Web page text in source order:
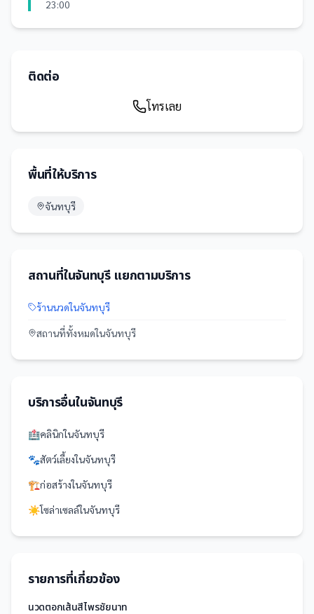
23:00
ติดต่อ
โทรเลย
พื้นที่ให้บริการ
จันทบุรี
สถานที่ในจันทบุรีแยกตามบริการ
ร้านนวดในจันทบุรี
สถานที่ทั้งหมดในจันทบุรี
บริการอื่นในจันทบุรี
🏥คลินิกในจันทบุรี
🐾สัตว์เลี้ยงในจันทบุรี
🏗️ก่อสร้างในจันทบุรี
☀️โซล่าเซลล์ในจันทบุรี
รายการที่เกี่ยวข้อง
นวดตอกเส้นสีไพรชัยนาท